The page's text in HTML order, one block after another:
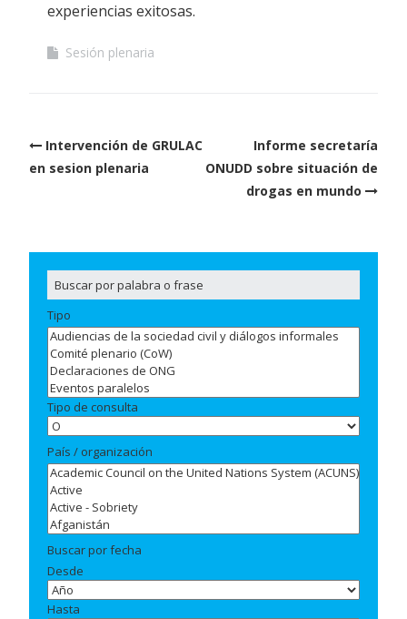
experiencias exitosas.
Sesión plenaria
Post
navigation
Intervención de GRULAC
en sesion plenaria
Informe secretaría
ONUDD sobre situación de
drogas en mundo
Tipo
Tipo de consulta
País / organización
Buscar por fecha
Desde
Hasta